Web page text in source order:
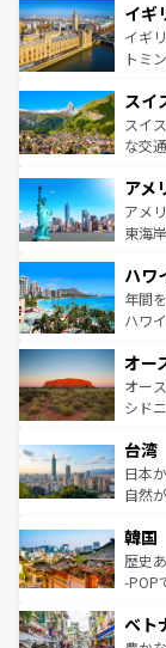
いる
香り
らに
れる
を参
顔を
ルリ
して
は、お
ドイ
イギ
イギ
トミ
リア
ティ
戦な
ンツ
スイ
スイ
な交
の建
博物
こと
ば市内
着の
アメ
アメ
東海
のよ
ンメ
西部
部の
文化
しみ
ならでは
情報は
ハワ
年間
ハワ
ワイ
島だ
おす
れる
人々
ク、
ワイを、
はコ
オー
オー
シド
リア
ク）
ど、
いる
ビン
い。
参照
台湾
日本
自然
ン）
と山
驚き
容に
韓国
歴史
-POP
き、
ベト